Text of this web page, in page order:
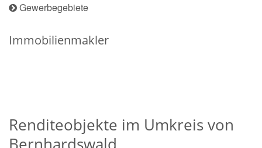
Gewerbegebiete
Immobilienmakler
Renditeobjekte im Umkreis von